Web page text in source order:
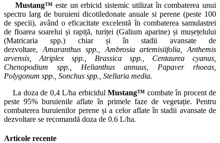
Mustang™ este un erbicid sistemic utilizat în combaterea unui
spectru larg de buruieni dicotiledonate anuale si perene (peste 100
de specii), având o eficacitate excelentă în combaterea samulastrei
de floarea soarelui și rapiță, turiței (Galium aparine) și mușețelului
(Matricaria spp.) chiar și în stadii avansate de
dezvoltare, Amaranthus spp., Ambrosia artemisiifolia, Anthemis
arvensis, Atriplex spp., Brassica spp., Centaurea cyanus,
Chenopodium spp., Helianthus annuus, Papaver rhoeas,
Polygonum spp., Sonchus spp., Stellaria media.
La doza de 0,4 L/ha erbicidul Mustang™ combate în procent de
peste 95% buruienile aflate în primele faze de vegetație. Pentru
combaterea buruienilor perene și a celor aflate în stadii avansate de
dezvoltare se recomandă doza de 0.6 L/ha.
Articole recente